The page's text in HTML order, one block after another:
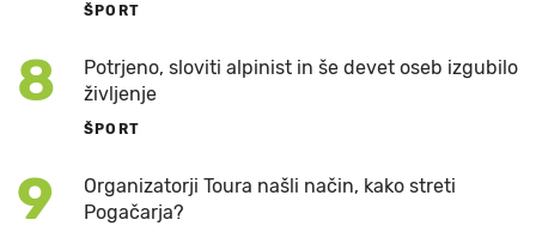
ŠPORT
8
Potrjeno, sloviti alpinist in še devet oseb izgubilo
življenje
ŠPORT
9
Organizatorji Toura našli način, kako streti
Pogačarja?